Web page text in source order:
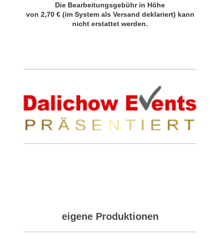
Die Bearbeitungsgebühr in Höhe
von 2,70 € (im System als Versand deklariert) kann
nicht erstattet werden.
eigene Produktionen